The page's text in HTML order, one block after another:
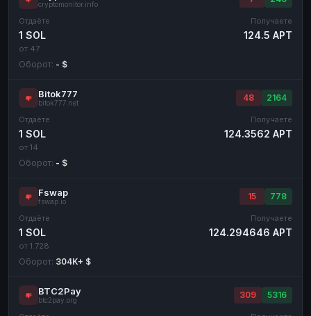
cryptomonitor.info
Отдаёте
1 SOL
от 47
Получаете
124.5 APT
Оборот: - $
Bitok777
bitok777.net
48 2164
Отдаёте
1 SOL
от 14
Получаете
124.3562 APT
Оборот: - $
Fswap
fswap.io
15 778
Отдаёте
1 SOL
от 1.728
Получаете
124.294646 APT
Оборот: 304K+ $
BTC2Pay
btc2pay.org
309 5316